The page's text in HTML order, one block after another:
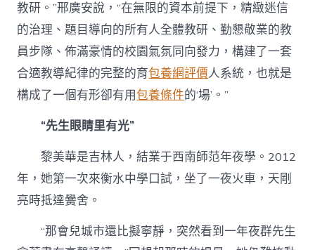
教研。”邢廣安說，“在無限的資本前提下，精緻迷信
的治理、題目導向的所有人全體教研、勤懇敬業的教
員步隊、佈滿豪情的校園氣氛同向發力，構建了一套
合適教導紀律的完整的育包養網評價人系統，也就是
構成了一個有形卻有用包養條件的‘場’。”
“先生眼睛里有光”
黎美華是吉林人，結業于西南師范年夜學。2012
年，她第一次來衡水中學口試，坐了一夜火車，天剛
亮時抵達黌舍。
“那會兒城市還比擬寧靜，突然看到一年夜群先生